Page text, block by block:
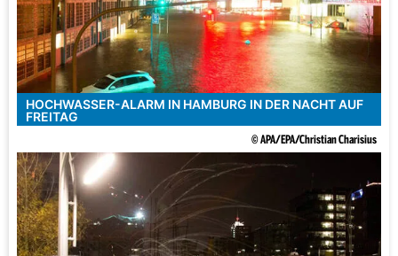
HOCHWASSER-ALARM IN HAMBURG IN DER NACHT AUF
FREITAG
© APA/EPA/Christian Charisius